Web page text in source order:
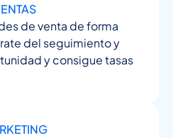
de venta de forma
del seguimiento y
y consigue tasas